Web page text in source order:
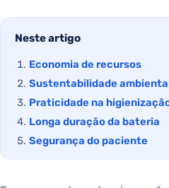
Neste artigo
Economia de recursos
Sustentabilidade
Praticidade na
Longa duração da bateria
Segurança do paciente